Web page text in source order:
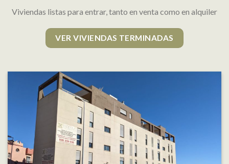
Viviendas listas para entrar, tanto en venta como en alquiler
VER VIVIENDAS TERMINADAS